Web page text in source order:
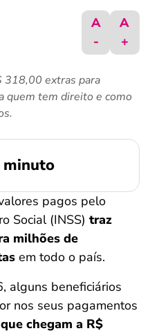
A
-
A
+
318,00 extras para
quem tem direito e como
minuto
pagos pelo
Social (INSS) traz
milhões de
em todo o país.
alguns beneficiários
nos seus pagamentos
chegam a R$